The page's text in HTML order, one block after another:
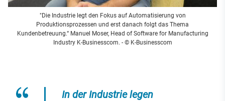
"Die Industrie legt den Fokus auf Automatisierung von
Produktionsprozessen und erst danach folgt das Thema
Kundenbetreuung.“ Manuel Moser, Head of Software for Manufacturing
Industry K-Businesscom. - © K-Businesscom
In der Industrie legen